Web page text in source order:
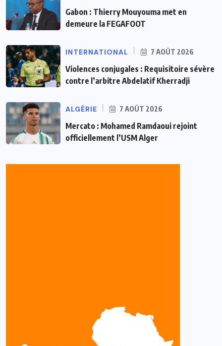
Gabon : Thierry Mouyouma met en
demeure la FEGAFOOT
INTERNATIONAL 7 AOÛT 2026
Violences conjugales : Requisitoire sévère
contre l’arbitre Abdelatif Kherradji
ALGÉRIE 7 AOÛT 2026
Mercato : Mohamed Ramdaoui rejoint
officiellement l’USM Alger